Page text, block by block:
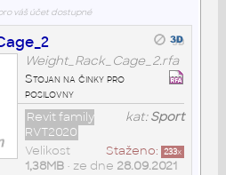
váš účet dostupné
Weight_Rack_Cage_2.rfa
Stojan na činky pro
posilovny
kat:Sport
Revit family
RVT2020
Staženo: 233x
Velikost
1,38MB• ze dne 28.09.2021